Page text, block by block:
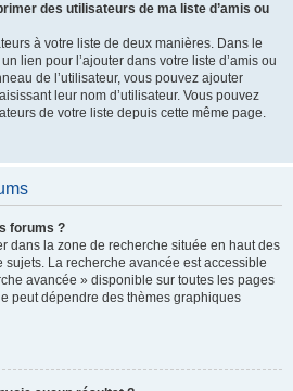
des utilisateurs de ma liste d’amis ou
à votre liste de deux manières. Dans le
lien pour l’ajouter dans votre liste d’amis ou
de l’utilisateur, vous pouvez ajouter
leur nom d’utilisateur. Vous pouvez
de votre liste depuis cette même page.
forums ?
dans la zone de recherche située en haut des
sujets. La recherche avancée est accessible
avancée » disponible sur toutes les pages
peut dépendre des thèmes graphiques